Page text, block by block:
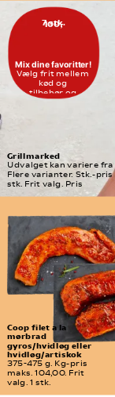
Coop filet a la
mørbrad
gyros/hvidløg eller
hvidløg/artiskok
375-475 g. Kg-pris
maks. 104,00. Frit
valg. 1 stk.
Grillmarked
Udvalget kan variere
Flere varianter. Stk.-pris
stk. Frit valg. Pris
7 stk.
100,-
Mix dine favoritter!
Vælg frit mellem
kød og
tilbehør og